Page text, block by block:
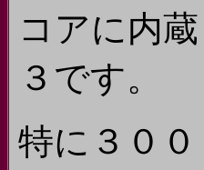
コアに内
３です。
特に３０